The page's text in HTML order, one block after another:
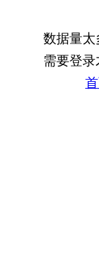
数据量太
需要登